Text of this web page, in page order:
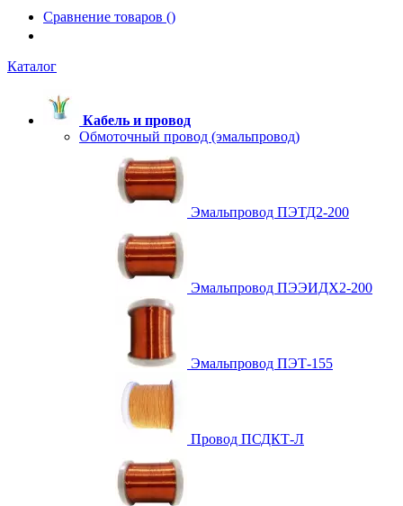
Сравнение товаров ()
Каталог
Кабель и провод
Обмоточный провод (эмальпровод)
Эмальпровод ПЭТД2-200
Эмальпровод ПЭЭИДХ2-200
Эмальпровод ПЭТ-155
Провод ПСДКТ-Л